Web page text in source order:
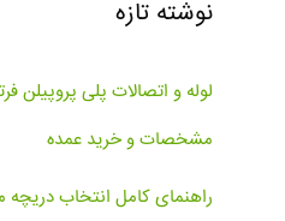
نوشته تازه
لوله و اتصالات پلی پروپیلن
مشخصات و خرید عمده
راهنمای کامل انتخاب